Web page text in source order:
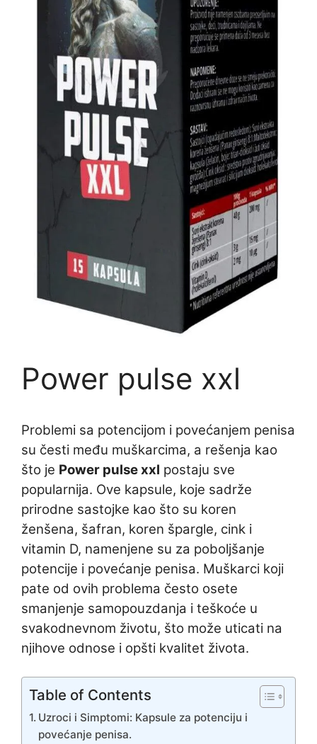
Power pulse xxl
Problemi sa potencijom i povećanjem penisa
su česti među muškarcima, a rešenja kao
što je Power pulse xxl postaju sve
popularnija. Ove kapsule, koje sadrže
prirodne sastojke kao što su koren
ženšena, šafran, koren špargle, cink i
vitamin D, namenjene su za poboljšanje
potencije i povećanje penisa. Muškarci koji
pate od ovih problema često osete
smanjenje samopouzdanja i teškoće u
svakodnevnom životu, što može uticati na
njihove odnose i opšti kvalitet života.
Table of Contents
Uzroci i Simptomi: Kapsule za potenciju i
povećanje penisa.